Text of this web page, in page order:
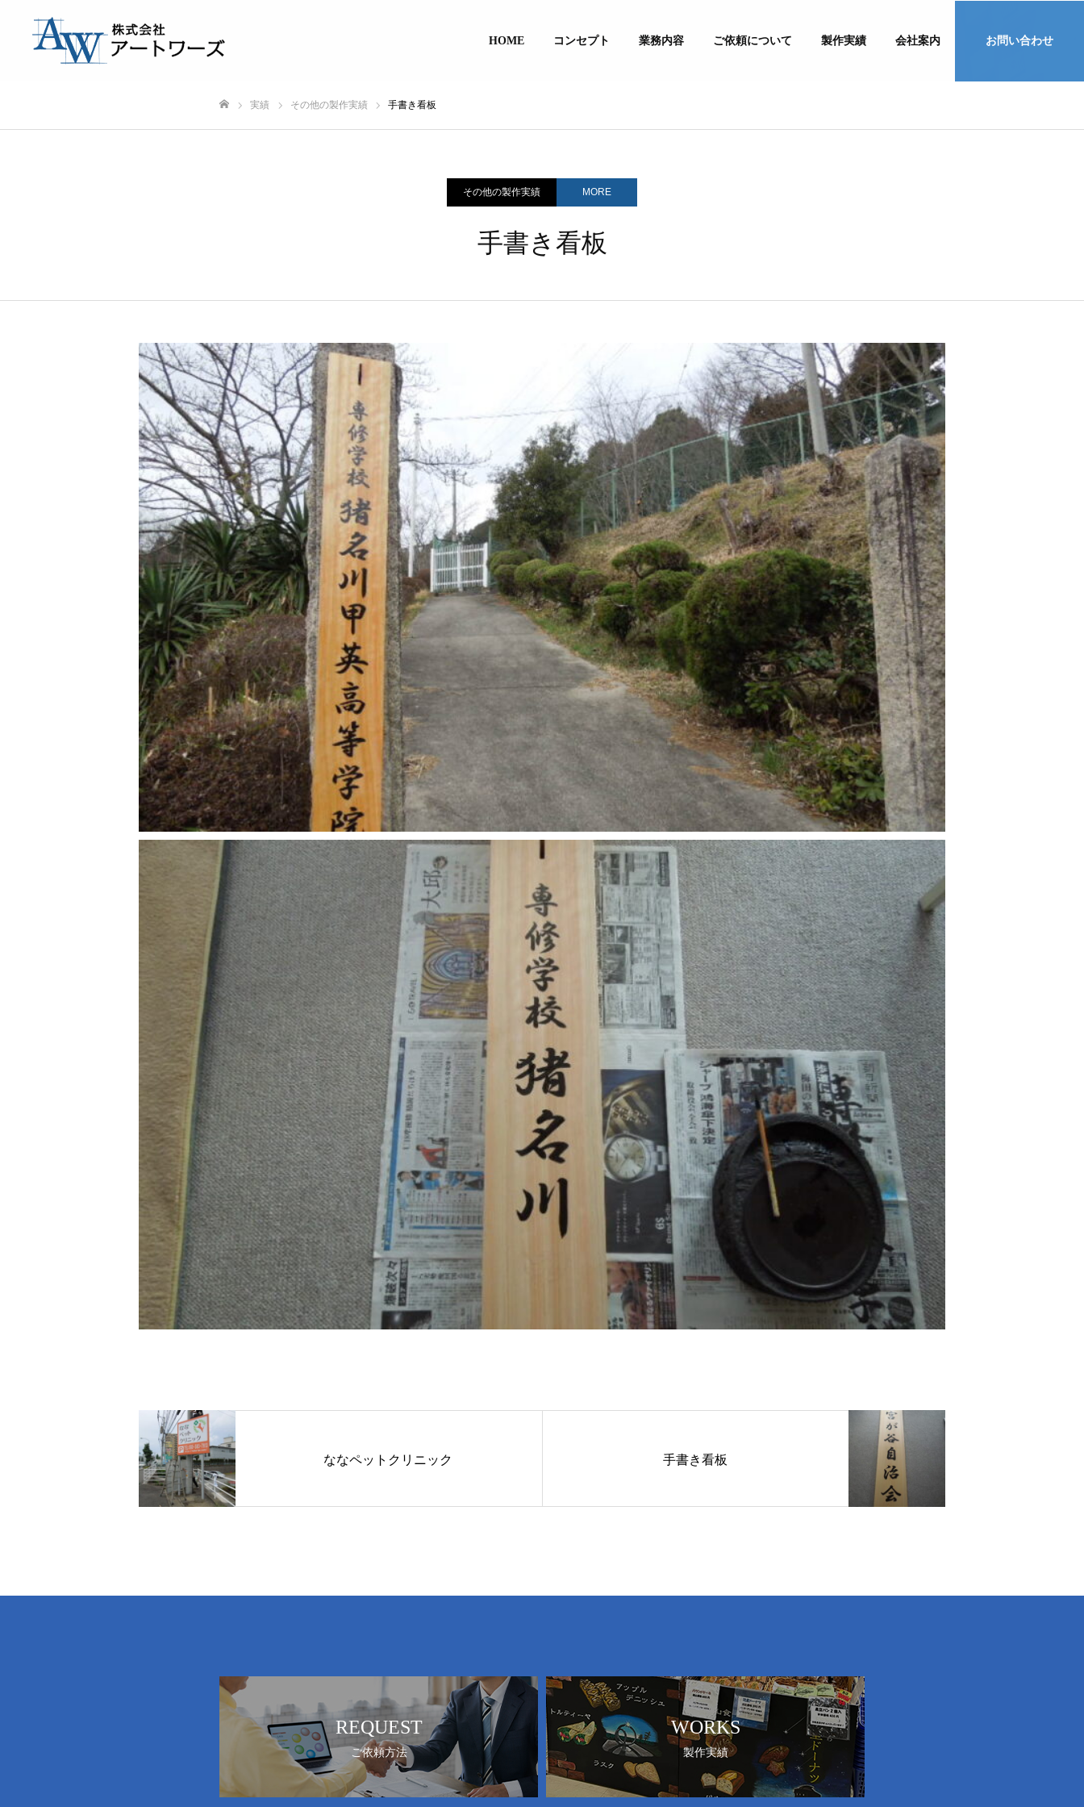
HOME コンセプト 業務内容 ご依頼について 製作実績 会社案内 お問い合わせ
実績 その他の製作実績 手書き看板
その他の製作実績 MORE
手書き看板
ななペットクリニック 手書き看板
REQUEST
ご依頼方法
WORKS
製作実績